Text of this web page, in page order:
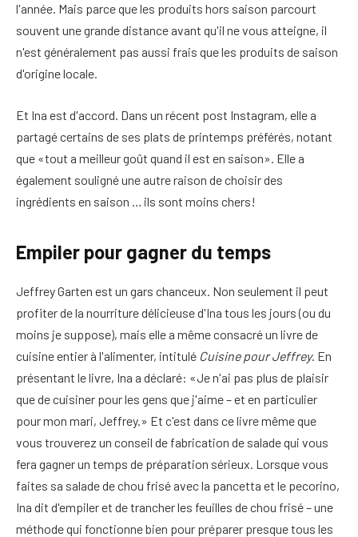
l'année. Mais parce que les produits hors saison parcourt
souvent une grande distance avant qu'il ne vous atteigne, il
n'est généralement pas aussi frais que les produits de saison
d'origine locale.
Et Ina est d'accord. Dans un récent post Instagram, elle a
partagé certains de ses plats de printemps préférés, notant
que «tout a meilleur goût quand il est en saison». Elle a
également souligné une autre raison de choisir des
ingrédients en saison … ils sont moins chers!
Empiler pour gagner du temps
Jeffrey Garten est un gars chanceux. Non seulement il peut
profiter de la nourriture délicieuse d'Ina tous les jours (ou du
moins je suppose), mais elle a même consacré un livre de
cuisine entier à l'alimenter, intitulé Cuisine pour Jeffrey. En
présentant le livre, Ina a déclaré: «Je n'ai pas plus de plaisir
que de cuisiner pour les gens que j'aime – et en particulier
pour mon mari, Jeffrey.» Et c'est dans ce livre même que
vous trouverez un conseil de fabrication de salade qui vous
fera gagner un temps de préparation sérieux. Lorsque vous
faites sa salade de chou frisé avec la pancetta et le pecorino,
Ina dit d'empiler et de trancher les feuilles de chou frisé – une
méthode qui fonctionne bien pour préparer presque tous les